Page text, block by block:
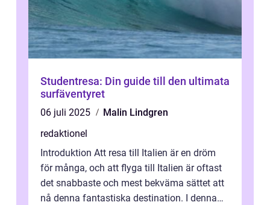
Studentresa: Din guide till den ultimata
surfäventyret
06 juli 2025
Malin Lindgren
redaktionel
Introduktion Att resa till Italien är en dröm
för många, och att flyga till Italien är oftast
det snabbaste och mest bekväma sättet att
nå denna fantastiska destination. I denna